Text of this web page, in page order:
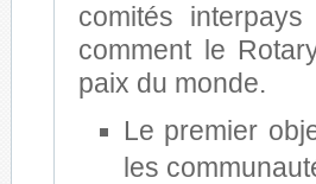
comités
comment le
paix du monde.
Le premier
les